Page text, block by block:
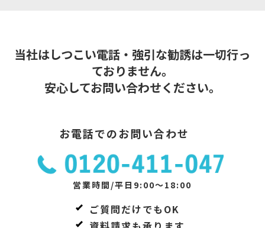
当社はしつこい電話・強引な勧誘は一切行っ
ておりません。
安心してお問い合わせください。
お電話でのお問い合わせ
営業時間/平日9:00～18:00
ご質問だけでもOK